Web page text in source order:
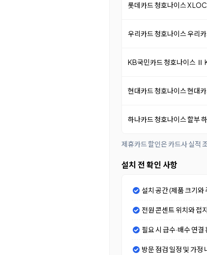
롯데카드 청호나이스 X
우리카드 청호나이스 우리
KB국민카드 청호나이스 Ⅱ
현대카드 청호나이스 현대
하나카드 청호나이스 할부
제휴카드 할인은 카드사 실적
설치 전 확인 사항
설치 공간 (제품 크기와
전원 콘센트 위치와 접
필요 시 급수·배수 연결
방문 점검 일정 및 가정